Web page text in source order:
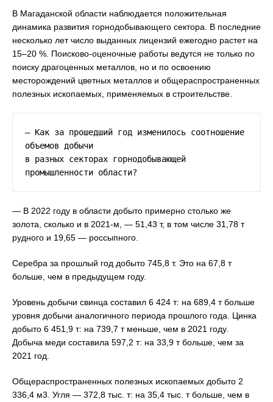
В Магаданской области наблюдается положительная
динамика развития горнодобывающего сектора. В последние
несколько лет число выданных лицензий ежегодно растет на
15–20 %. Поисково-оценочные работы ведутся не только по
поиску драгоценных металлов, но и по освоению
месторождений цветных металлов и общераспространенных
полезных ископаемых, применяемых в строительстве.
— Как за прошедший год изменилось соотношение
объемов добычи
в разных секторах горнодобывающей
промышленности области?
— В 2022 году в области добыто примерно столько же
золота, сколько и в 2021-м, — 51,43 т, в том числе 31,78 т
рудного и 19,65 — россыпного.
Серебра за прошлый год добыто 745,8 т. Это на 67,8 т
больше, чем в предыдущем году.
Уровень добычи свинца составил 6 424 т: на 689,4 т больше
уровня добычи аналогичного периода прошлого года. Цинка
добыто 6 451,9 т: на 739,7 т меньше, чем в 2021 году.
Добыча меди составила 597,2 т: на 33,9 т больше, чем за
2021 год.
Общераспространенных полезных ископаемых добыто 2
336,4 м3. Угля — 372,8 тыс. т: на 35,4 тыс. т больше, чем в